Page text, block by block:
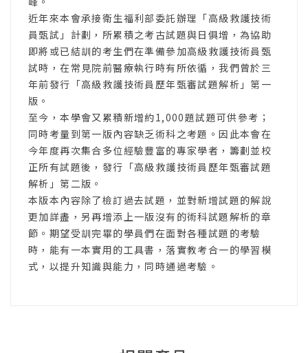
近年來本會承接衛生福利部委託辦理「高級救護技術
員甄試」計劃，所累積之考古試題與日俱增，為協助
即將或已結訓的考生們在準備參加高級救護技術員甄
試時，在常見院前醫療執行時有所依循，我們曾於三
年前發行「高級救護技術員歷年甄審試題解析」第一
版。
至今，本學會又累積新增約1,000題試題可供參考；
同時考量到第一版內容缺乏術科之考題。因此本會在
今年度再次集合多位經驗豐富的專家學者，籌劃並校
正所有試題後，發行「高級救護技術員歷年甄審試題
解析」第二版。
本版本內容除了檢訂過去試題，並對新增試題的解說
更加詳盡，另再增添上一版沒有的術科試題解析的章
節。期望受訓完畢的學員們在面對各種試題的考驗
時，能有一本實用的工具書，落實教考合一的學習模
式，以提升知識與能力，同時通過考驗。